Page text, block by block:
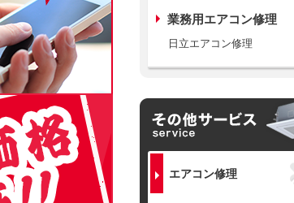
業務用エアコン修理
日立エアコン修理
エアコン修理